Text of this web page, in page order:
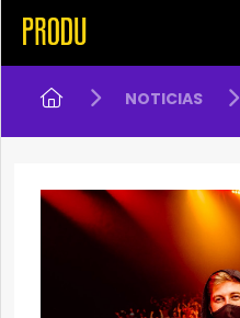
NOTICIAS